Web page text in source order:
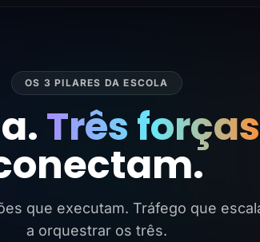
OS 3 PILARES DA ESCOLA
Três forças
que executam. Tráfego que
a orquestrar os três.